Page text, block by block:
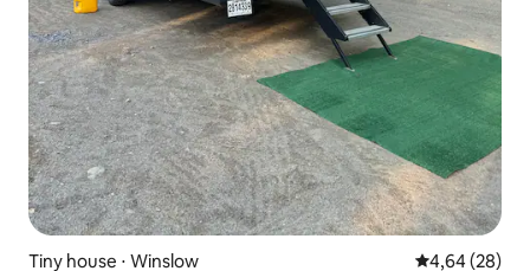
Tiny house ⋅ Winslow Évaluation
4,64 (28)